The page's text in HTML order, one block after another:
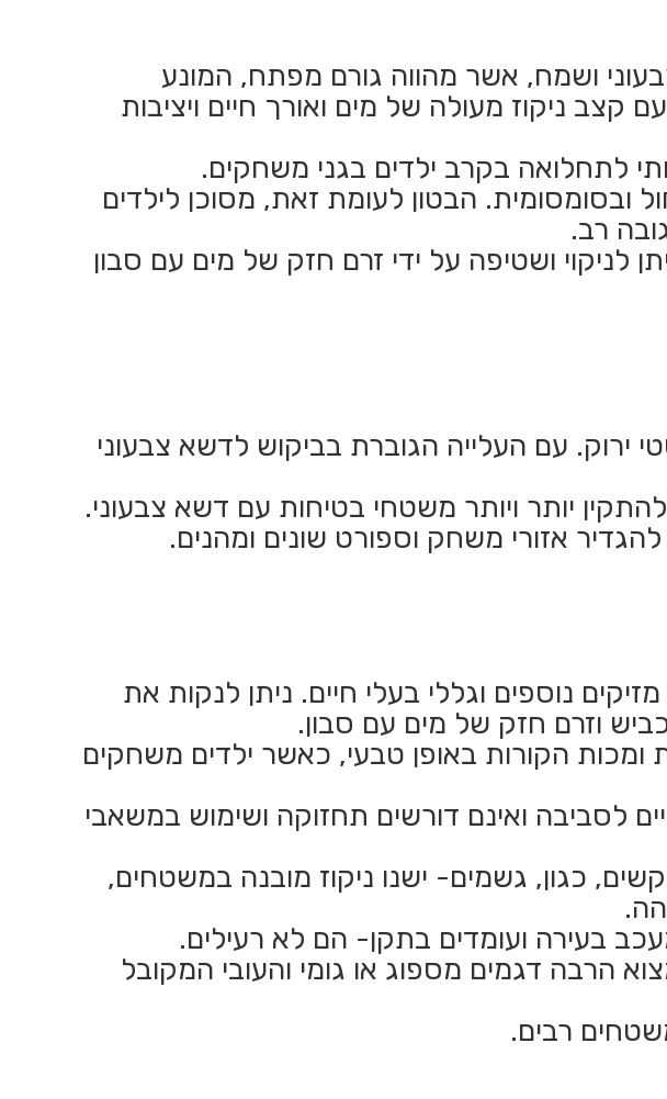
ושמח, אשר מהווה גורם מפתח, המונע
קצב ניקוז מעולה של מים ואורך חיים ויציבות
לתחלואה בקרב ילדים בגני משחקים.
ובסומסומית. הבטון לעומת זאת, מסוכן לילדים
רב.
לניקוי ושטיפה על ידי זרם חזק של מים עם סבון
ירוק. עם העלייה הגוברת בביקוש לדשא צבעוני
יותר ויותר משטחי בטיחות עם דשא צבעוני.
אזורי משחק וספורט שונים ומהנים.
נוספים וגללי בעלי חיים. ניתן לנקות את
וזרם חזק של מים עם סבון.
ומכות הקורות באופן טבעי, כאשר ילדים משחקים
לסביבה ואינם דורשים תחזוקה ושימוש במשאבי
כגון, גשמים- ישנו ניקוז מובנה במשטחים,
בעירה ועומדים בתקן- הם לא רעילים.
הרבה דגמים מספוג או גומי והעובי המקובל
רבים.